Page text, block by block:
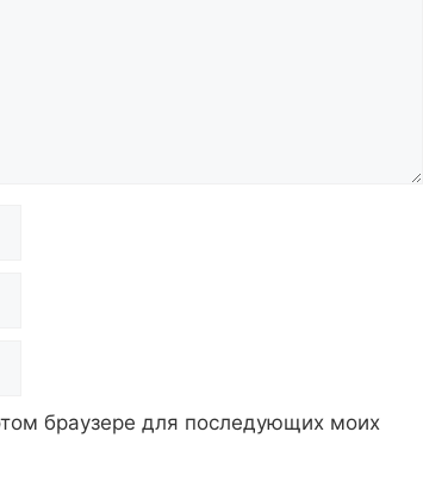
браузере для последующих моих